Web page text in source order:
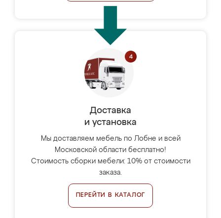
Доставка
и установка
Мы доставляем мебель по Лобне и всей
Московской области бесплатно!
Стоимость сборки мебели: 10% от стоимости
заказа.
ПЕРЕЙТИ В КАТАЛОГ